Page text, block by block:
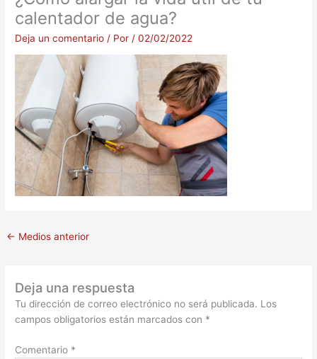
calentador de agua?
Deja un comentario / Por /02/02/2022
← Medios anterior
Deja una respuesta
Tu dirección de correo electrónico no será publicada. Los
campos obligatorios están marcados con *
Comentario *